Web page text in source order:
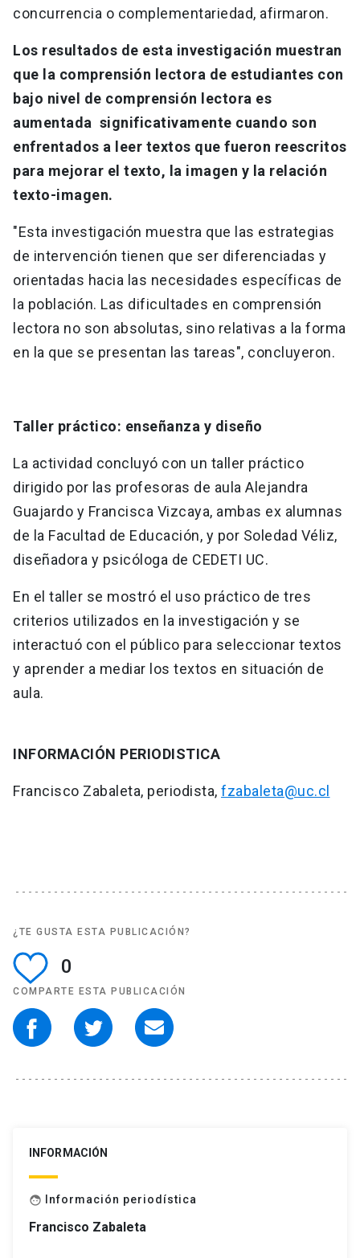
concurrencia o complementariedad, afirmaron.
Los resultados de esta investigación muestran
que la comprensión lectora de estudiantes con
bajo nivel de comprensión lectora es
aumentada significativamente cuando son
enfrentados a leer textos que fueron reescritos
para mejorar el texto, la imagen y la relación
texto-imagen.
"Esta investigación muestra que las estrategias
de intervención tienen que ser diferenciadas y
orientadas hacia las necesidades específicas de
la población. Las dificultades en comprensión
lectora no son absolutas, sino relativas a la forma
en la que se presentan las tareas", concluyeron.
Taller práctico: enseñanza y diseño
La actividad concluyó con un taller práctico
dirigido por las profesoras de aula Alejandra
Guajardo y Francisca Vizcaya, ambas ex alumnas
de la Facultad de Educación, y por Soledad Véliz,
diseñadora y psicóloga de CEDETI UC.
En el taller se mostró el uso práctico de tres
criterios utilizados en la investigación y se
interactuó con el público para seleccionar textos
y aprender a mediar los textos en situación de
aula.
INFORMACIÓN PERIODISTICA
Francisco Zabaleta, periodista, fzabaleta@uc.cl
¿TE GUSTA ESTA PUBLICACIÓN?
0
COMPARTE ESTA PUBLICACIÓN
INFORMACIÓN
face Información periodística
Francisco Zabaleta